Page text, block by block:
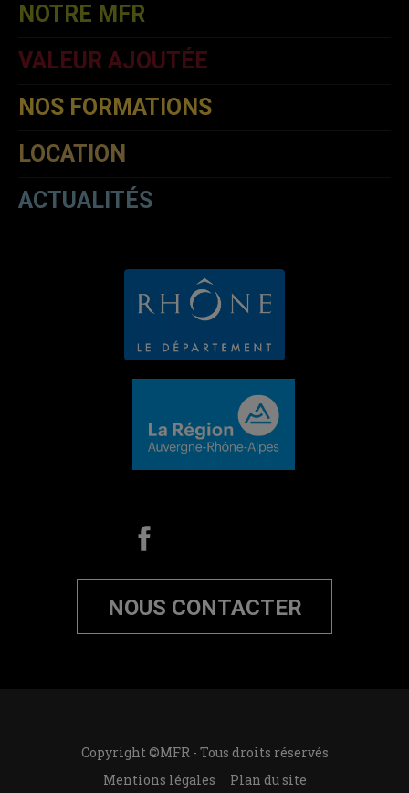
NOTRE MFR
VALEUR AJOUTÉE
NOS FORMATIONS
LOCATION
ACTUALITÉS
NOUS CONTACTER
Copyright ©MFR - Tous droits réservés
Mentions légales
Plan du site